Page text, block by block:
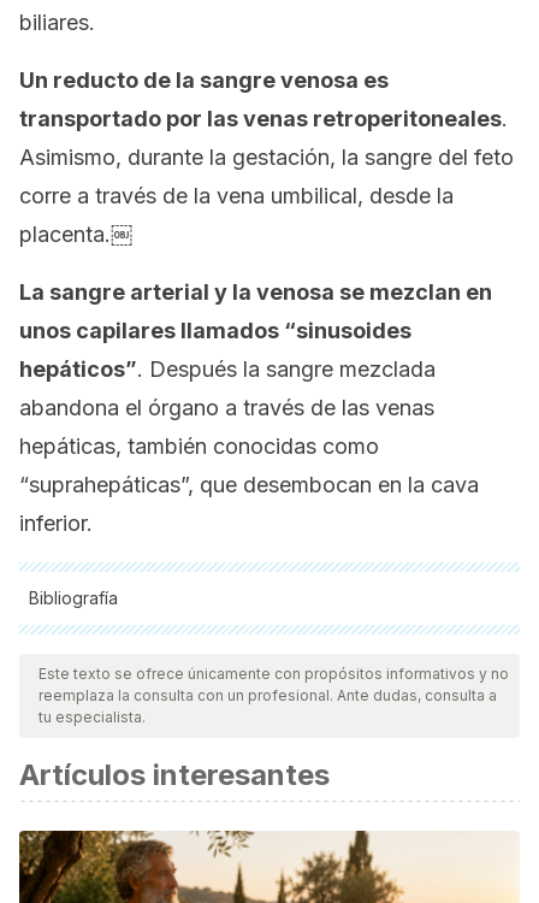
biliares.
Un reducto de la sangre venosa es
transportado por las venas retroperitoneales.
Asimismo, durante la gestación, la sangre del feto
corre a través de la vena umbilical, desde la
placenta.￼
La sangre arterial y la venosa se mezclan en
unos capilares llamados “sinusoides
hepáticos”. Después la sangre mezclada
abandona el órgano a través de las venas
hepáticas, también conocidas como
“suprahepáticas”, que desembocan en la cava
inferior.
Bibliografía
Todas las fuentes citadas fueron revisadas a profundidad por
nuestro equipo, para asegurar su calidad, confiabilidad,
vigencia y validez.La bibliografía de este artículo fue
científica.
Sibulesky, L. (2013). Normal liver anatomy. Clinical Liver
Disease, 2(SUPPL. 1), 2012–2014.
https://doi.org/10.1002/cld.124
Este texto se ofrece únicamente con propósitos informativos y no
reemplaza la consulta con un profesional. Ante dudas, consulta a
tu especialista.
Artículos interesantes